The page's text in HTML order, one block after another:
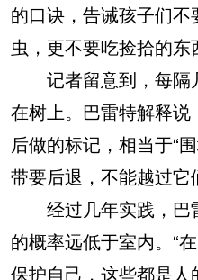
的口诀，告诫孩子们
虫，更不要吃捡拾的东
记者留意到，每隔
在树上。巴雷特解释
后做的标记，相当于“
带要后退，不能越过它
经过几年实践，巴
的概率远低于室内。“
保护自己，这些都是